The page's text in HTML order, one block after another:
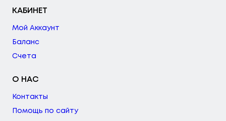
КАБИНЕТ
Мой Аккаунт
Баланс
Счета
О НАС
Контакты
Помощь по сайту